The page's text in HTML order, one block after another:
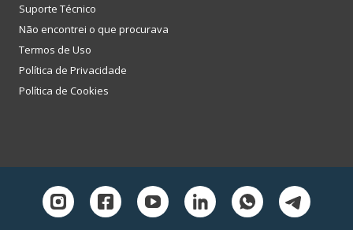
Suporte Técnico
Não encontrei o que procurava
Termos de Uso
Política de Privacidade
Política de Cookies